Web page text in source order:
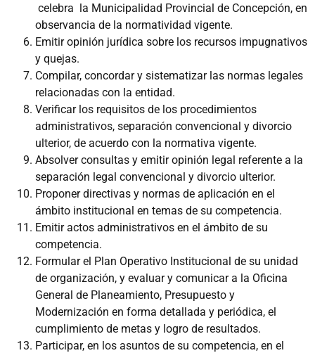
celebra la Municipalidad Provincial de Concepción, en
observancia de la normatividad vigente.
Emitir opinión jurídica sobre los recursos impugnativos
y quejas.
Compilar, concordar y sistematizar las normas legales
relacionadas con la entidad.
Verificar los requisitos de los procedimientos
administrativos, separación convencional y divorcio
ulterior, de acuerdo con la normativa vigente.
Absolver consultas y emitir opinión legal referente a la
separación legal convencional y divorcio ulterior.
Proponer directivas y normas de aplicación en el
ámbito institucional en temas de su competencia.
Emitir actos administrativos en el ámbito de su
competencia.
Formular el Plan Operativo Institucional de su unidad
de organización, y evaluar y comunicar a la Oficina
General de Planeamiento, Presupuesto y
Modernización en forma detallada y periódica, el
cumplimiento de metas y logro de resultados.
Participar, en los asuntos de su competencia, en el